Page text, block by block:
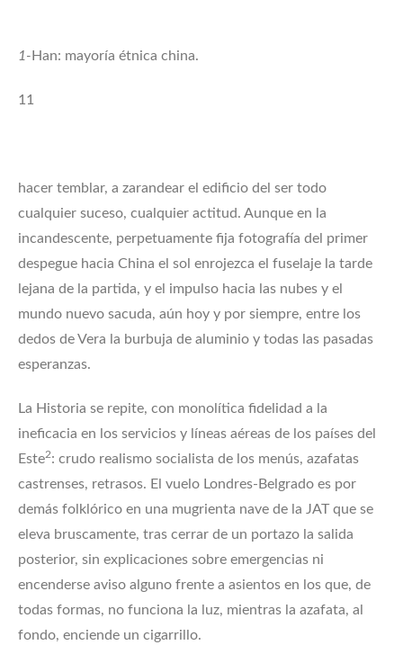
1- Han: mayoría étnica china.
11
hacer temblar, a zarandear el edificio del ser todo
cualquier suceso, cualquier actitud. Aunque en la
incandescente, perpetuamente fija fotografía del primer
despegue hacia China el sol enrojezca el fuselaje la tarde
lejana de la partida, y el impulso hacia las nubes y el
mundo nuevo sacuda, aún hoy y por siempre, entre los
dedos de Vera la burbuja de aluminio y todas las pasadas
esperanzas.
La Historia se repite, con monolítica fidelidad a la
ineficacia en los servicios y líneas aéreas de los países del
Este2: crudo realismo socialista de los menús, azafatas
castrenses, retrasos. El vuelo Londres-Belgrado es por
demás folklórico en una mugrienta nave de la JAT que se
eleva bruscamente, tras cerrar de un portazo la salida
posterior, sin explicaciones sobre emergencias ni
encenderse aviso alguno frente a asientos en los que, de
todas formas, no funciona la luz, mientras la azafata, al
fondo, enciende un cigarrillo.